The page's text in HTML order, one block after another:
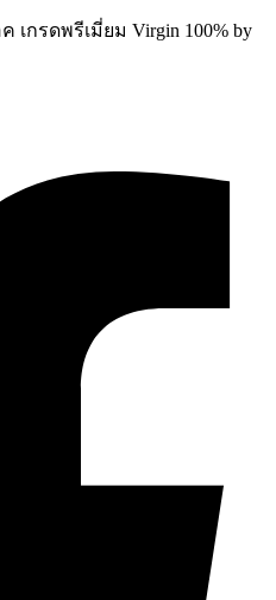
เกรดพรีเมี่ยม Virgin 100% by